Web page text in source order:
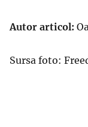
Autor articol:
Sursa foto: